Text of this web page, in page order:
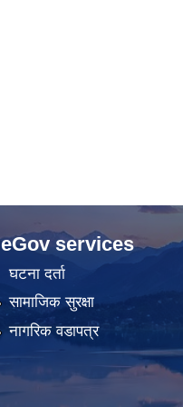
eGov services
घटना दर्ता
सामाजिक सुरक्षा
नागरिक वडापत्र